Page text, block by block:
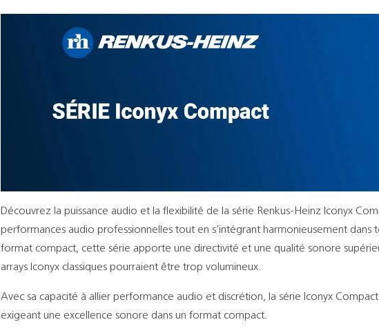
Découvrez la puissance audio et la flexibilité de la série Renkus-Heinz Iconyx
performances audio professionnelles tout en s’intégrant harmonieusement dans
format compact, cette série apporte une directivité et une qualité sonore
arrays Iconyx classiques pourraient être trop volumineux.
Avec sa capacité à allier performance audio et discrétion, la série Iconyx
exigeant une excellence sonore dans un format compact.